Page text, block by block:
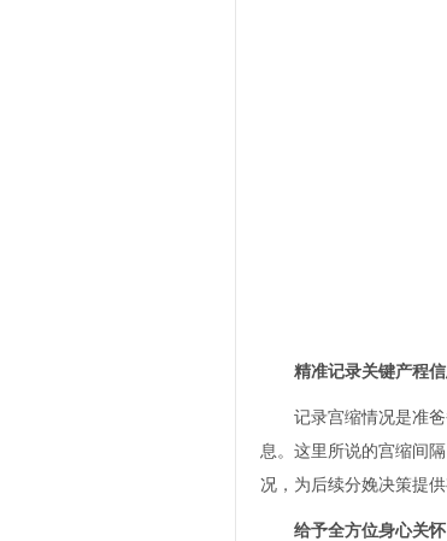
精准记录关键产程
记录宫缩情况是准爸
息。这里所说的宫缩间
况，为后续分娩决策提
给予全方位身心关怀